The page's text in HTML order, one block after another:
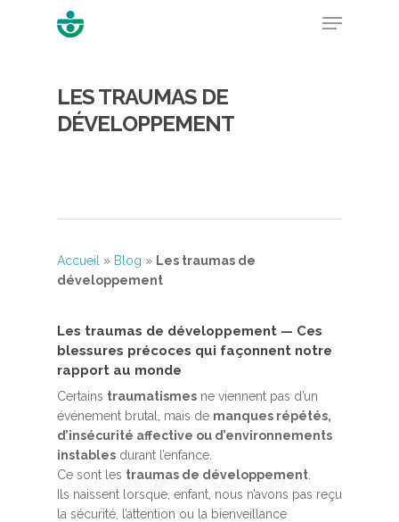
Hit enter to search or ESC to close
LES TRAUMAS DE
DÉVELOPPEMENT
Accueil » Blog » Les traumas de
développement
Les traumas de développement — Ces
blessures précoces qui façonnent notre
rapport au monde
Certains traumatismes ne viennent pas d’un
événement brutal, mais de manques répétés,
d’insécurité affective ou d’environnements
instables durant l’enfance.
Ce sont les traumas de développement
Ils naissent lorsque, enfant, nous n’avons pas reçu
la sécurité, l’attention ou la bienveillance